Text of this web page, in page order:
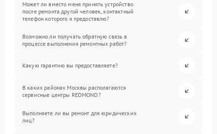
Может ли вместо меня принять устройство
после ремонта другой человек, контактный
телефон которого я предоставлю?
Возможно ли получать обратную связь в
процессе выполнения ремонтных работ?
Какую гарантию вы предоставляете?
В каких районах Москвы располагаются
сервисные центры REDMOND?
Выполняете ли вы ремонт для юридических
лиц?